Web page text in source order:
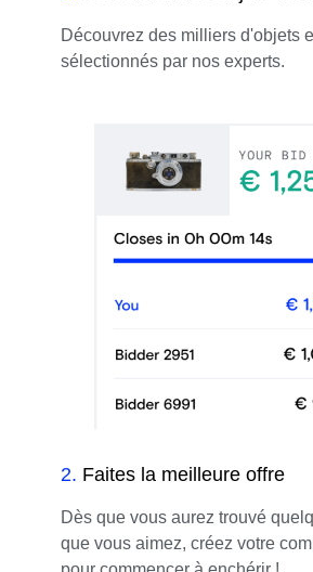
Découvrez des milliers d'objets
sélectionnés par nos experts.
2. Faites la meilleure offre
Dès que vous aurez trouvé
que vous aimez, créez votre